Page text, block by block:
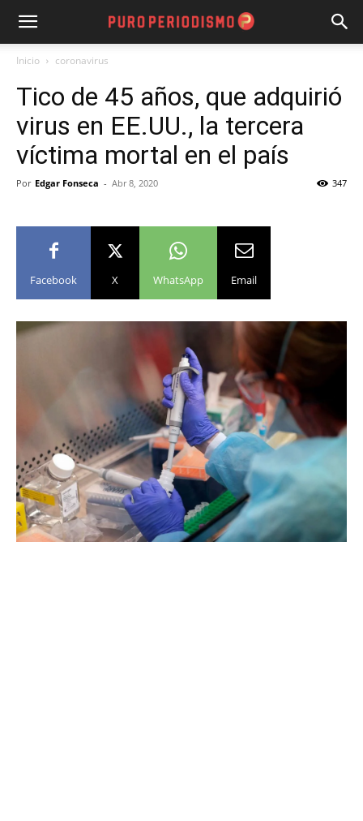
Inicio coronavirus
Tico de 45 años, que adquirió
virus en EE.UU., la tercera
víctima mortal en el país
Por Edgar Fonseca - Abr 8, 2020 347
Facebook X WhatsApp Email